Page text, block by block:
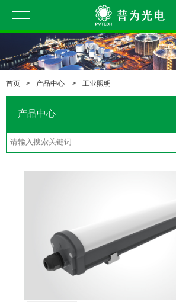
首页 > 产品中心 > 工业照明
产品中心